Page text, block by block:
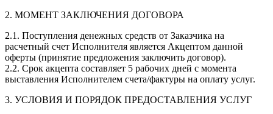
2. МОМЕНТ ЗАКЛЮЧЕНИЯ ДОГОВОРА
2.1. Поступления денежных средств от Заказчика на
расчетный счет Исполнителя является Акцептом данной
оферты (принятие предложения заключить договор).
2.2. Срок акцепта составляет 5 рабочих дней с момента
выставления Исполнителем счета/фактуры на оплату услуг.
3. УСЛОВИЯ И ПОРЯДОК ПРЕДОСТАВЛЕНИЯ УСЛУГ